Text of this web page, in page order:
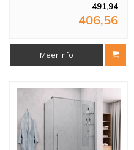
491,94
406,56
Meer info